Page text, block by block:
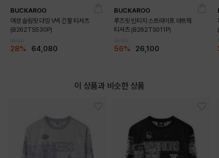
BUCKAROO
여성 슬림핏 다잉 V넥 긴팔 티셔츠
(B262TS530P)
28% 64,080
BUCKAROO
루즈핏 빈티지 스트라이프 아트웍
티셔츠 (B262TS011P)
56% 26,100
이 상품과 비슷한 상품